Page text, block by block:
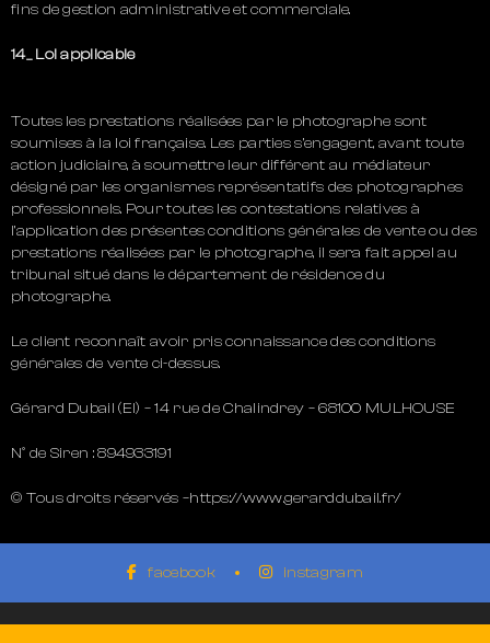
fins de gestion administrative et commerciale.
14_ Loi applicable
Toutes les prestations réalisées par le photographe sont
soumises à la loi française. Les parties s’engagent, avant toute
action judiciaire, à soumettre leur différent au médiateur
désigné par les organismes représentatifs des photographes
professionnels. Pour toutes les contestations relatives à
l’application des présentes conditions générales de vente ou des
prestations réalisées par le photographe, il sera fait appel au
tribunal situé dans le département de résidence du
photographe.
Le client reconnaît avoir pris connaissance des conditions
générales de vente ci-dessus.
Gérard Dubail (EI) – 14 rue de Chalindrey – 68100 MULHOUSE
N° de Siren : 894933191
© Tous droits réservés –https://www.gerarddubail.fr/
facebook instagram